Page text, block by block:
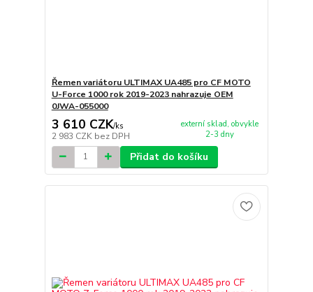
Řemen variátoru ULTIMAX UA485 pro CF MOTO
U-Force 1000 rok 2019-2023 nahrazuje OEM
0JWA-055000
3 610 CZK/ks
2 983 CZK bez DPH
externí sklad, obvykle
2-3 dny
Přidat do košíku